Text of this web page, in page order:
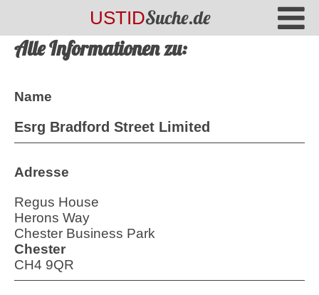
USTIDSuche.de
Alle Informationen zu:
Name
Esrg Bradford Street Limited
Adresse
Regus House
Herons Way
Chester Business Park
Chester
CH4 9QR